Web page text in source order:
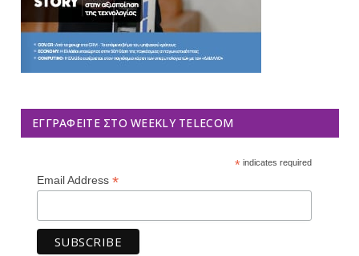
ΕΓΓΡΑΦΕΊΤΕ ΣΤΟ WEEKLY TELECOM
*indicates required
Email Address *